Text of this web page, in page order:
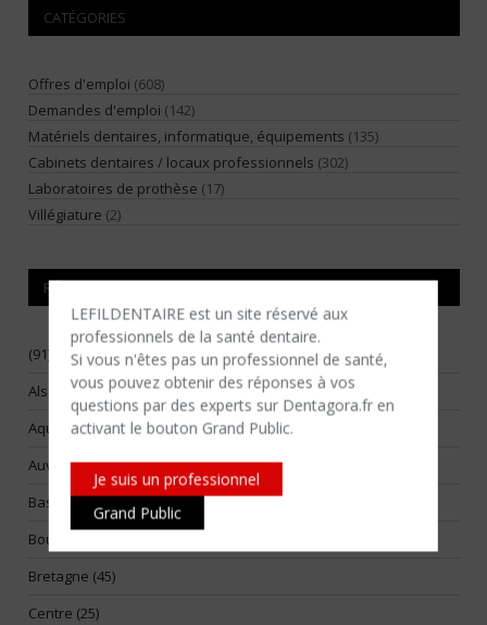
LEFILDENTAIRE est un site réservé aux
professionnels de la santé dentaire.
Si vous n'êtes​ pas un professionnel de santé,
vous pouvez obtenir des réponses à vos
questions par des experts sur Dentagora.fr en
activant le bouton Grand Public.
Je suis un professionnel
Grand Public
CATÉGORIES
Offres d'emploi (608)
Demandes d'emploi (142)
Matériels dentaires, informatique, équipements (135)
Cabinets dentaires / locaux professionnels (302)
Laboratoires de prothèse (17)
Villégiature (2)
RÉGIONS
(91)
Alsace (17)
Aquitaine (55)
Auvergne (14)
Basse-Normandie (25)
Bourgogne (26)
Bretagne (45)
Centre (25)